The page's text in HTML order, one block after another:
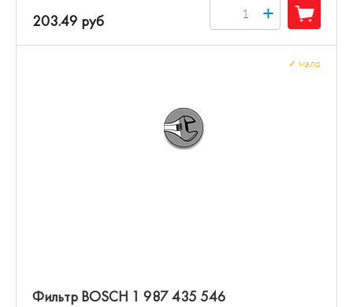
203.49 руб +
Фильтр BOSCH 1 987 435 546
мало